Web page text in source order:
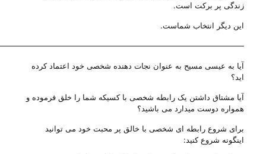
زندگی‌ پر برکت است.
این دیگر انتخاب شماست.
آیا به عیسی مسیح به عنوان نجات دهنده شخصی خود اعتماد کرده
اید؟
آیا مشتاق داشتن یک رابطه شخصی با کسیکه شما را خلق فرموده و
همواره دوست میدارد می باشید؟
برای شروع رابطه ای شخصی با خالق پر محبت خود می توانید
اینگونه شروع کنید: